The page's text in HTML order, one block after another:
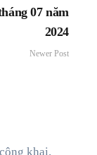
07 năm
2024
Newer Post
khai.